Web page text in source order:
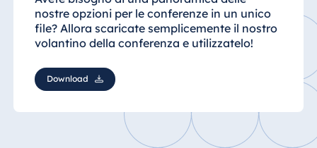
nostre opzioni per le conferenze in un unico
file? Allora scaricate semplicemente il nostro
volantino della conferenza e utilizzatelo!
Download